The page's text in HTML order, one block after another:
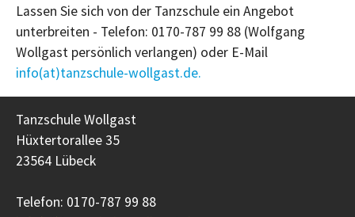
Lassen Sie sich von der Tanzschule ein Angebot
unterbreiten - Telefon: 0170-787 99 88 (Wolfgang
Wollgast persönlich verlangen) oder E-Mail
info(at)tanzschule-wollgast.de.
Tanzschule Wollgast
Hüxtertorallee 35
23564 Lübeck
Telefon: 0170-787 99 88